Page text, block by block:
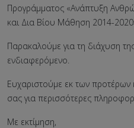
Προγράμματος «Ανάπτυξη
και Δια Βίου Μάθηση 2014-
Παρακαλούμε για τη διάχυση
ενδιαφερόμενο.
Ευχαριστούμε εκ των
σας για περισσότερες
Με εκτίμηση,